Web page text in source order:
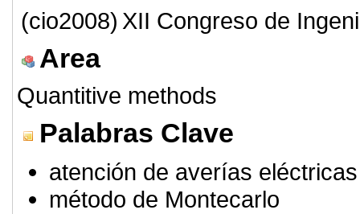
(cio2008) XII Congreso de
Area
Quantitive methods
Palabras Clave
atención de averías eléctricas
método de Montecarlo